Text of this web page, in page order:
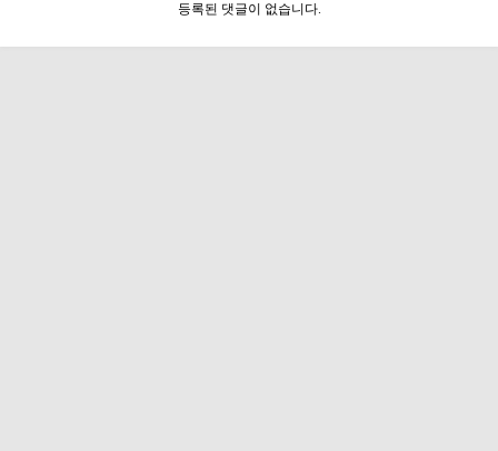
등록된 댓글이 없습니다.